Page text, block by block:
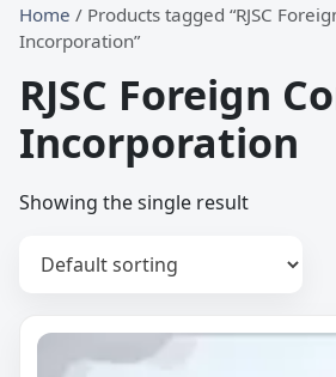
Home / Products tagged “RJSC
Incorporation”
RJSC Foreign
Incorporation
Showing the single result